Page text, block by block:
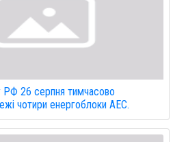
РФ 26 серпня тимчасово
чотири енергоблоки АЕС.